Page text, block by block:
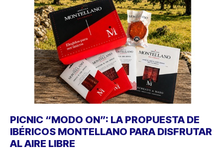
PICNIC “MODO ON”: LA PROPUESTA DE
IBÉRICOS MONTELLANO PARA DISFRUTAR
AL AIRE LIBRE